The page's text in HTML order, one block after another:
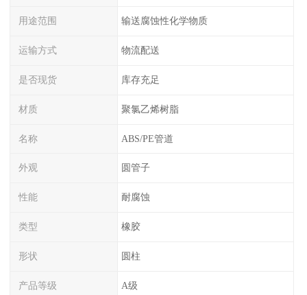
用途范围 输送腐蚀性化学物质
运输方式 物流配送
是否现货 库存充足
材质 聚氯乙烯树脂
名称 ABS/PE管道
外观 圆管子
性能 耐腐蚀
类型 橡胶
形状 圆柱
产品等级 A级